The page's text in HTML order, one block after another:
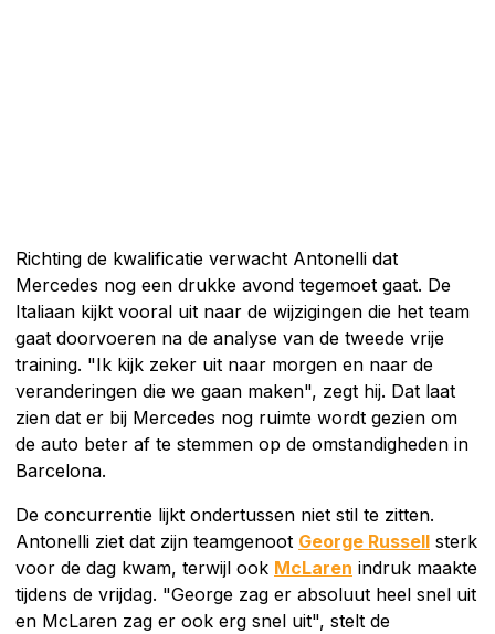
Richting de kwalificatie verwacht Antonelli dat
Mercedes nog een drukke avond tegemoet gaat. De
Italiaan kijkt vooral uit naar de wijzigingen die het team
gaat doorvoeren na de analyse van de tweede vrije
training. "Ik kijk zeker uit naar morgen en naar de
veranderingen die we gaan maken", zegt hij. Dat laat
zien dat er bij Mercedes nog ruimte wordt gezien om
de auto beter af te stemmen op de omstandigheden in
Barcelona.
De concurrentie lijkt ondertussen niet stil te zitten.
Antonelli ziet dat zijn teamgenoot George Russell sterk
voor de dag kwam, terwijl ook McLaren indruk maakte
tijdens de vrijdag. "George zag er absoluut heel snel uit
en McLaren zag er ook erg snel uit", stelt de